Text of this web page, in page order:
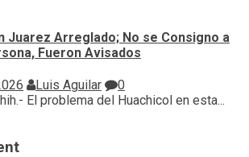
Juarez Arreglado; No se Consigno a
Fueron Avisados
Luis Aguilar
0
El problema del Huachicol en esta...